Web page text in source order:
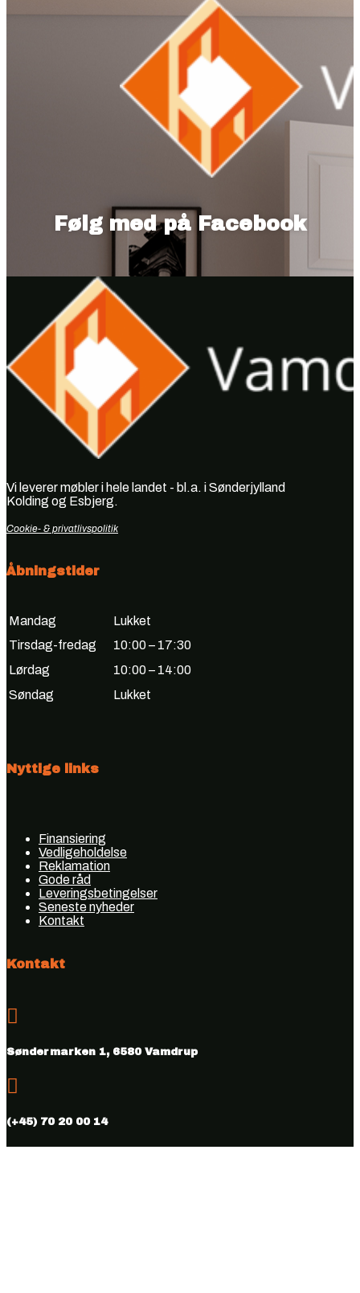
Følg med på Facebook
Vi leverer møbler i hele landet - bl.a. i Sønderjylland
Kolding og Esbjerg.
Cookie- & privatlivspolitik
Åbningstider
Mandag
Lukket
Tirsdag-fredag
10:00 – 17:30
Lørdag
10:00 – 14:00
Søndag
Lukket
Nyttige links
Finansiering
Vedligeholdelse
Reklamation
Gode råd
Leveringsbetingelser
Seneste nyheder
Kontakt
Kontakt

Søndermarken 1, 6580 Vamdrup

(+45) 70 20 00 14